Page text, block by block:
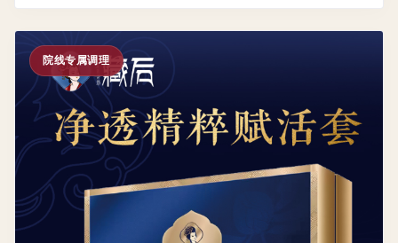
院线专属调理